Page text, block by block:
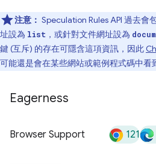
注意： Speculation Rules API 過去會
址設為 list ，或針對文件網址設為
鍵 (互斥) 的存在可隱含這項資訊，因此
可能還是會在某些網站或範例程式碼中看
Eagerness
Browser Support 121